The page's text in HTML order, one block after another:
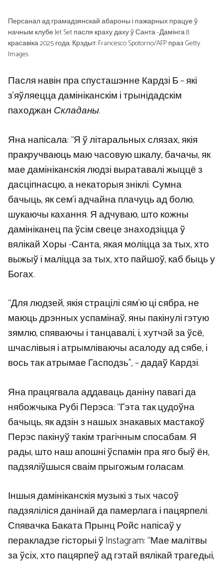
Персанал ад грамадзянскай абароны і пажарных працуе ў
начным клубе Jet Set пасля краху даху ў Санта -Дамінга 8
красавіка 2025 года. Крэдыт: Francesco Spotorno/AFP праз Getty
Images
Пасля навін пра спусташэнне Кардзі Б – які
з’яўляецца дамініканскім і трынідадскім
паходжанСкладаны.
Яна напісала: “Я ў літаральных слязах, якія
пракручваюць маю часовую шкалу, бачачы, як
мае дамініканскія людзі выратавалі жыццё з
дасціпнасцю, а некаторыя зніклі. Сумна
бачыць, як сем’і адчайна плачуць ад болю,
шукаючы кахання. Я адчуваю, што кожны
дамініканец па ўсім свеце знаходзіцца ў
вялікай Хоры -Санта, якая моліцца за тых, хто
выжыў і маліцца за тых, хто пайшоў, каб быць у
Богах.
“Для людзей, якія страцілі сям’ю ці сябра, не
маюць дрэнных успамінаў, яны пакінулі гэтую
зямлю, спяваючы і танцавалі, і, хутчэй за ўсё,
шчаслівыя і атрымліваючы асалоду ад сябе, і
вось так атрымае Гасподзь”, – дадаў Кардзі.
Яна працягвала аддаваць даніну павагі да
нябожчыка Рубі Перэса: “Гэта так цудоўна
бачыць, як адзін з нашых знакавых мастакоў
Перэс пакінуў такім трагічным спосабам. Я
рады, што наш апошні ўспамін пра яго быў ён,
падзяліўшыся сваім прыгожым голасам.
Іншыя дамініканскія музыкі з тых часоў
падзяліліся данінай да памерлага і пацярпелі.
Спявачка Баката Прынц Ройс напісаў у
перакладзе гісторыі ў Instagram: “Мае малітвы
за ўсіх, хто пацярпеў ад гэтай вялікай трагедыі,